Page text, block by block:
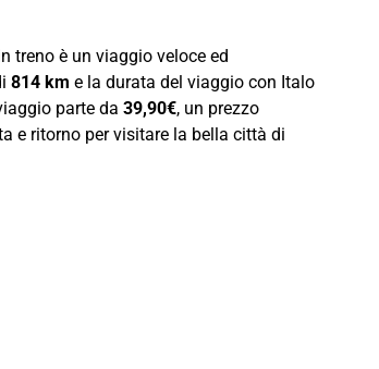
treno è un viaggio veloce ed
814 km e la durata del viaggio con Italo
parte da 39,90€, un prezzo
e ritorno per visitare la bella città di